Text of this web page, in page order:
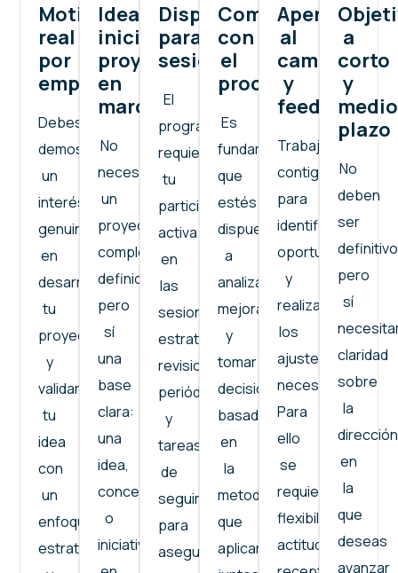
Motivación
real
por
emprender
Debes
demostrar
un
interés
genuino
en
desarrollar
tu
proyecto
y
validar
tu
idea
con
un
enfoque
estratégico
Idea
inicial
proyecto
en
marcha
No
necesitas
un
proyecto
completamente
definido,
pero
sí
una
base
clara:
una
idea,
concepto
o
iniciativa
Disponibilidad
para
sesiones
El
programa
requiere
tu
participación
activa
en
las
sesiones
estratégicas,
revisiones
periódicas
y
tareas
de
seguimiento
para
asegurar
Compromiso
con
el
proceso
Es
fundamental
que
estés
dispuesto
a
analizar,
mejorar
y
tomar
decisiones
basadas
en
la
metodología
que
aplicaremos
Apertura
al
cambio
y
feedback
Trabajaremos
contigo
para
identificar
oportunidades
y
realizar
los
ajustes
necesarios.
Para
ello
se
requiere
flexibilidad,
actitud
a
corto
y
medio
plazo
No
deben
ser
pero
sí
claridad
sobre
la
dirección
en
la
que
deseas
avanzar